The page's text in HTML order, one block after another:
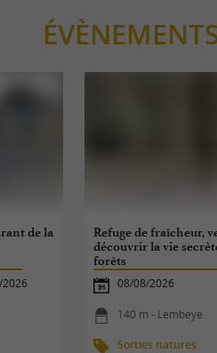
de la
Refuge de fraîcheur,
découvrir la vie
forêts
08/08/2026
140 m - Lembeye
Sorties natures